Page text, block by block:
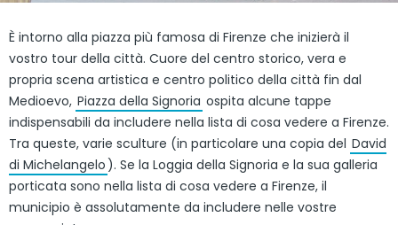
È intorno alla piazza più famosa di Firenze che inizierà il
vostro tour della città. Cuore del centro storico, vera e
propria scena artistica e centro politico della città fin dal
Medioevo, Piazza della Signoria ospita alcune tappe
indispensabili da includere nella lista di cosa vedere a Firenze.
Tra queste, varie sculture (in particolare una copia del David
di Michelangelo). Se la Loggia della Signoria e la sua galleria
porticata sono nella lista di cosa vedere a Firenze, il
municipio è assolutamente da includere nelle vostre